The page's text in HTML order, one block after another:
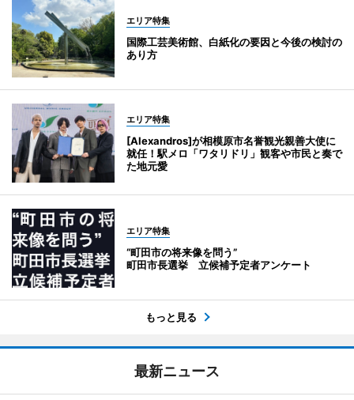
エリア特集
国際工芸美術館、白紙化の要因と今後の検討の
あり方
エリア特集
[Alexandros]が相模原市名誉観光親善大使に
就任！駅メロ「ワタリドリ」観客や市民と奏で
た地元愛
エリア特集
“町田市の将来像を問う”
町田市長選挙 立候補予定者アンケート
もっと見る
最新ニュース